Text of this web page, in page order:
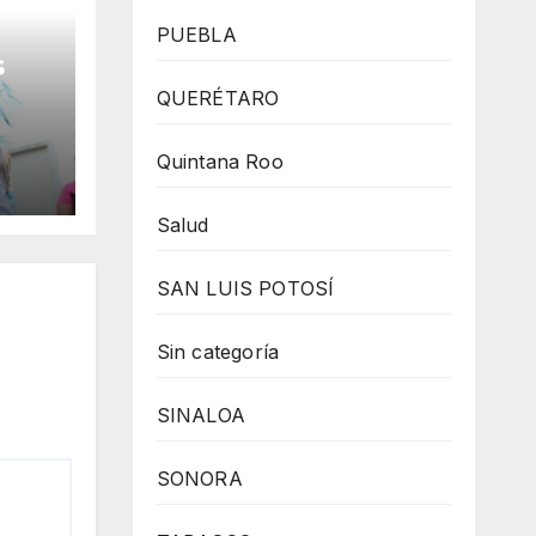
PUEBLA
QUERÉTARO
Quintana Roo
Salud
SAN LUIS POTOSÍ
Sin categoría
SINALOA
SONORA